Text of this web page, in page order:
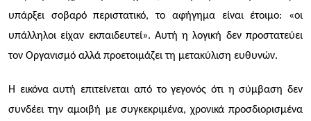
υπάρξει σοβαρό περιστατικό, το αφήγημα είναι έτοιμο: «οι
υπάλληλοι είχαν εκπαιδευτεί». Αυτή η λογική δεν προστατεύει
τον Οργανισμό αλλά προετοιμάζει τη μετακύλιση ευθυνών.
Η εικόνα αυτή επιτείνεται από το γεγονός ότι η σύμβαση δεν
συνδέει την αμοιβή με συγκεκριμένα, χρονικά προσδιορισμένα